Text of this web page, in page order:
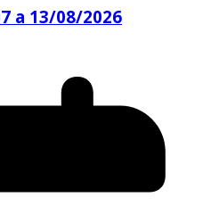
a 13/08/2026